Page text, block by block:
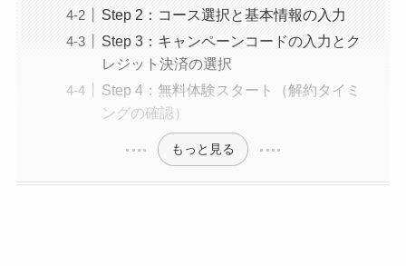
Step 2：コース選択と基本情報の入力
Step 3：キャンペーンコードの入力とク
レジット決済の選択
Step 4：無料体験スタート（解約タイミ
ングの確認）
もっと見る